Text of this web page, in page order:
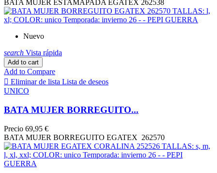
BATA MUJER ESTAMAPADA EGATEX 262538
Nuevo
search Vista rápida
Add to cart
Add to Compare
 Eliminar de lista Lista de deseos
UNICO
BATA MUJER BORREGUITO...
Precio 69,95 €
BATA MUJER BORREGUITO EGATEX 262570